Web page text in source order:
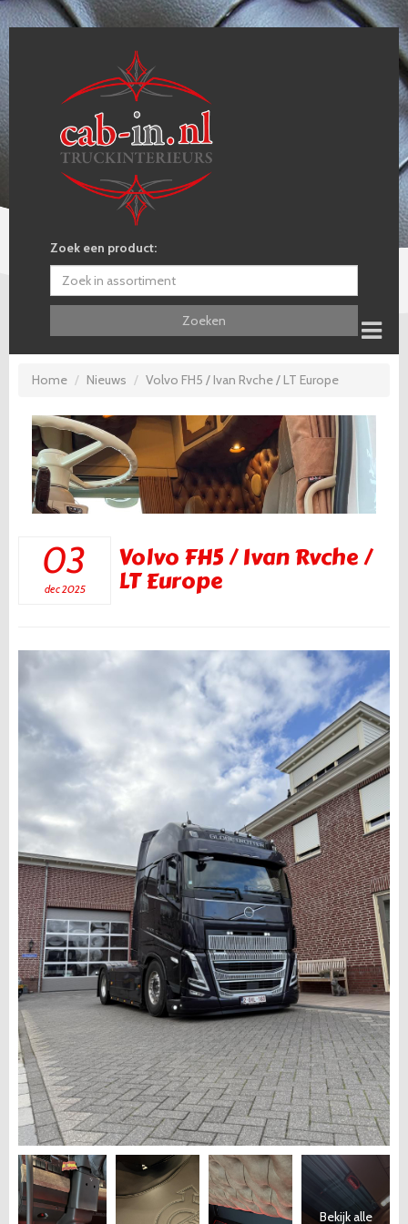
Zoek een product:
Zoeken
Home Nieuws Volvo FH5 / Ivan Rvche / LT Europe
03
dec 2025
Volvo FH5 / Ivan Rvche /
LT Europe
Bekijk alle